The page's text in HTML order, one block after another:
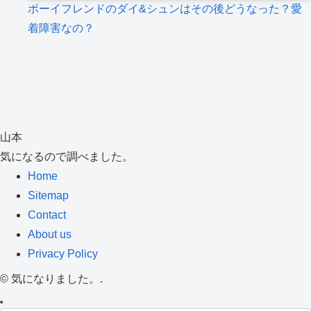
ボーイフレンドのダイ&シュンはその後どうなった？愛
着障害なの？
山本
気になるので調べました。
Home
Sitemap
Contact
About us
Privacy Policy
© 気になりました。.